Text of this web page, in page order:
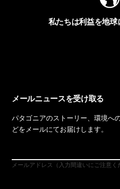
私たちは利益を地球
メールニュースを受け取る
パタゴニアのストーリー、環境へ
どをメールにてお届けします。
メールアドレス（入力間違いにご注意く